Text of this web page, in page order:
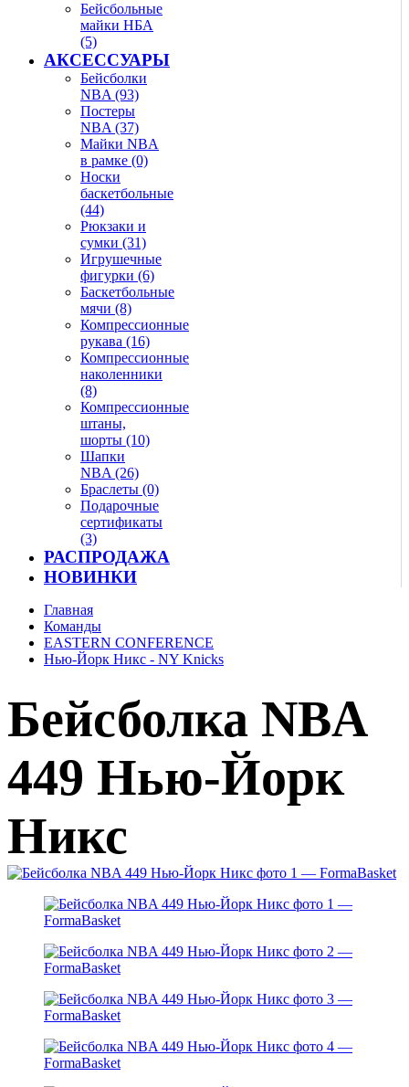
Бейсбольные
майки НБА
(5)
АКСЕССУАРЫ
Бейсболки
NBA (93)
Постеры
NBA (37)
Майки NBA
в рамке (0)
Носки
баскетбольные
(44)
Рюкзаки и
сумки (31)
Игрушечные
фигурки (6)
Баскетбольные
мячи (8)
Компрессионные
рукава (16)
Компрессионные
наколенники
(8)
Компрессионные
штаны,
шорты (10)
Шапки
NBA (26)
Браслеты (0)
Подарочные
сертификаты
(3)
РАСПРОДАЖА
НОВИНКИ
Главная
Команды
EASTERN CONFERENCE
Нью-Йорк Никс - NY Knicks
Бейсболка NBA
449 Нью-Йорк
Никс